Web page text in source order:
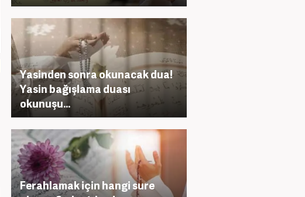
Yasinden sonra okunacak dua!
Yasin bağışlama duası
okunuşu...
Ferahlamak için hangi sure